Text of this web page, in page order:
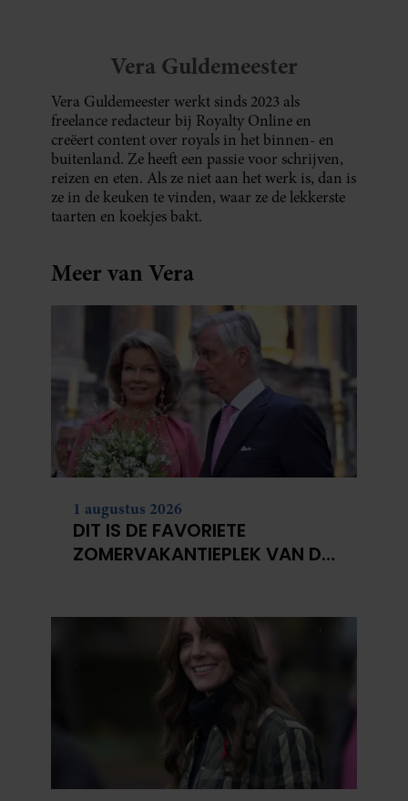
Vera Guldemeester
Vera Guldemeester werkt sinds 2023 als
freelance redacteur bij Royalty Online en
creëert content over royals in het binnen- en
buitenland. Ze heeft een passie voor schrijven,
reizen en eten. Als ze niet aan het werk is, dan is
ze in de keuken te vinden, waar ze de lekkerste
taarten en koekjes bakt.
Meer van Vera
1 augustus 2026
DIT IS DE FAVORIETE
ZOMERVAKANTIEPLEK VAN DE